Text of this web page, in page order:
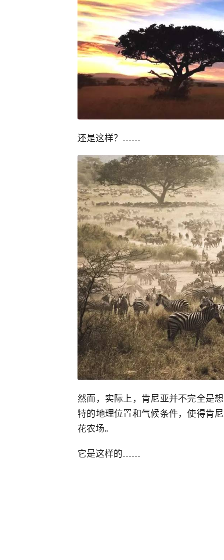
还是这样？……
然而，实际上，肯尼亚并不完全是
特的地理位置和气候条件，使得肯
花农场。
它是这样的……